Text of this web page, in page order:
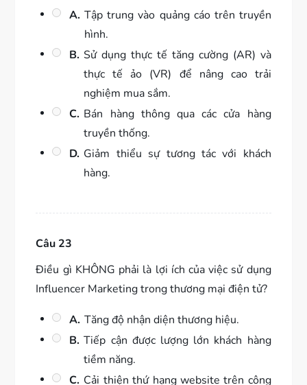
A. Tập trung vào quảng cáo trên truyền
hình.
B. Sử dụng thực tế tăng cường (AR) và
thực tế ảo (VR) để nâng cao trải
nghiệm mua sắm.
C. Bán hàng thông qua các cửa hàng
truyền thống.
D. Giảm thiểu sự tương tác với khách
hàng.
Câu 23
Điều gì KHÔNG phải là lợi ích của việc sử dụng
Influencer Marketing trong thương mại điện tử?
A. Tăng độ nhận diện thương hiệu.
B. Tiếp cận được lượng lớn khách hàng
tiềm năng.
C. Cải thiện thứ hạng website trên công